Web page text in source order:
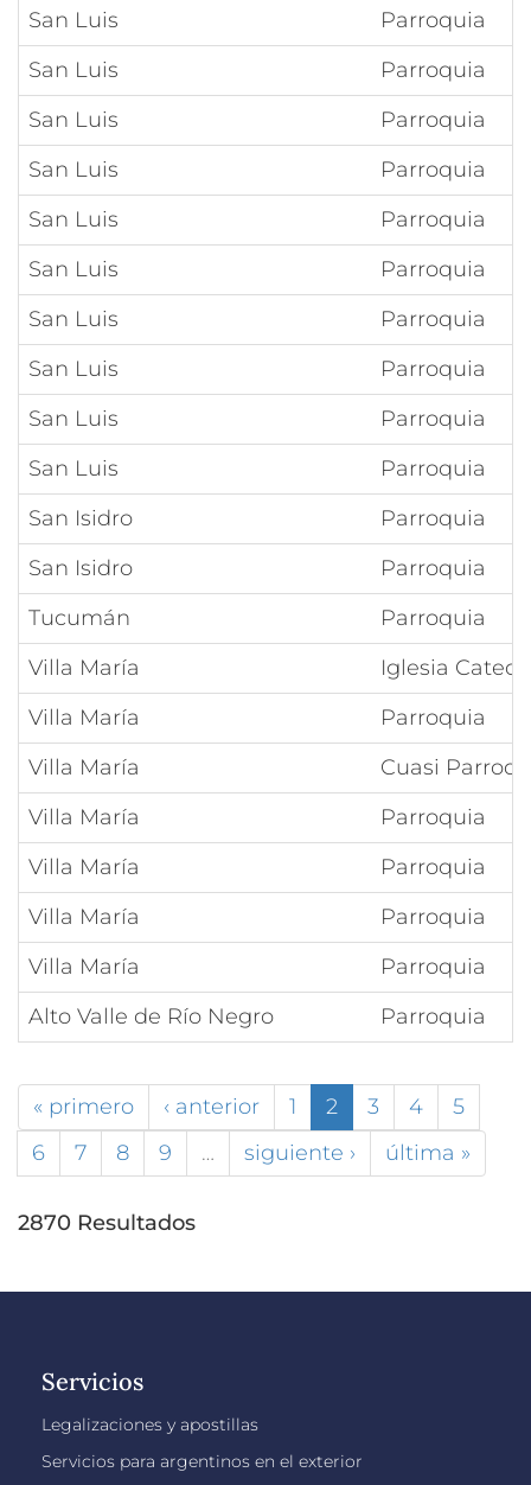
San Luis
Parroquia
San Luis
Parroquia
San Luis
Parroquia
San Luis
Parroquia
San Luis
Parroquia
San Luis
Parroquia
San Luis
Parroquia
San Luis
Parroquia
San Luis
Parroquia
San Luis
Parroquia
San Isidro
Parroquia
San Isidro
Parroquia
Tucumán
Parroquia
Villa María
Iglesia
Villa María
Parroquia
Villa María
Cuasi
Villa María
Parroquia
Villa María
Parroquia
Villa María
Parroquia
Villa María
Parroquia
Alto Valle de Río Negro
Parroquia
« primero ‹ anterior 1 2 3 4
5
6
7 8 9 … siguiente › última »
2870 Resultados
Servicios
Legalizaciones y apostillas
Servicios para argentinos en el exterior